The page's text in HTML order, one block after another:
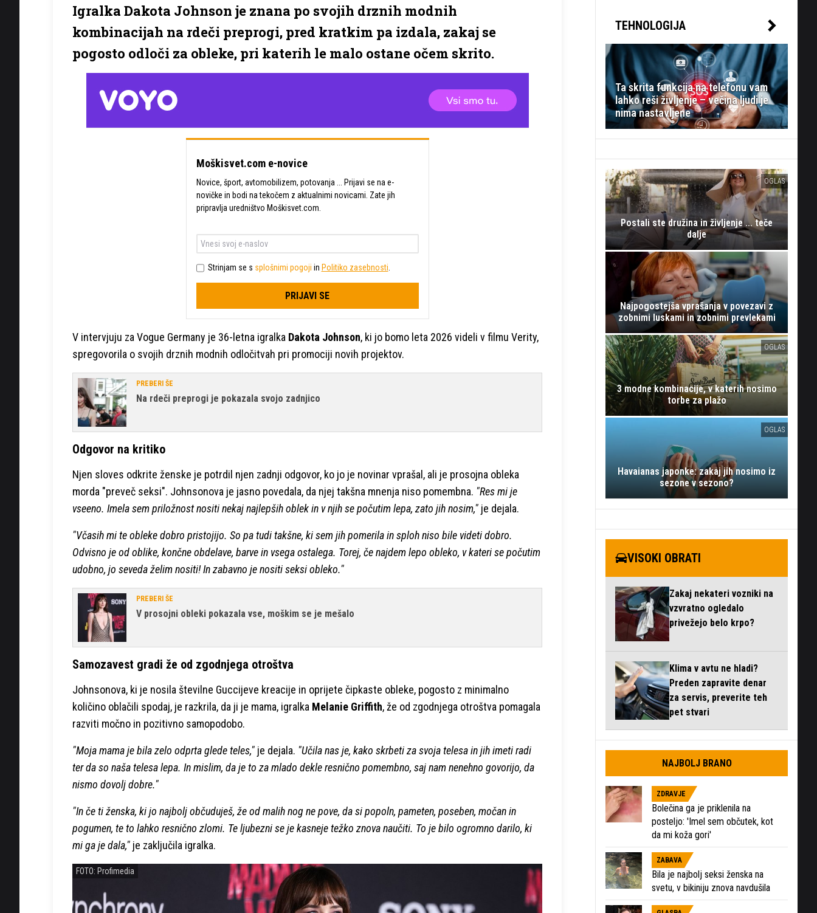
Igralka Dakota Johnson je znana po svojih drznih modnih
kombinacijah na rdeči preprogi, pred kratkim pa izdala, zakaj se
pogosto odloči za obleke, pri katerih le malo ostane očem skrito.
Moškisvet.com e-novice
Novice, šport, avtomobilizem, potovanja ... Prijavi se na e-
novičke in bodi na tekočem z aktualnimi novicami. Zate jih
pripravlja uredništvo Moškisvet.com.
Strinjam se s splošnimi pogoji in Politiko zasebnosti
PRIJAVI SE
V intervjuju za Vogue Germany je 36-letna igralka Dakota Johnson, ki jo bomo leta 2026 videli v filmu Verity,
spregovorila o svojih drznih modnih odločitvah pri promociji novih projektov.
PREBERI ŠE
Na rdeči preprogi je pokazala svojo zadnjico
Odgovor na kritiko
Njen sloves odkrite ženske je potrdil njen zadnji odgovor, ko jo je novinar vprašal, ali je prosojna obleka
morda "preveč seksi". Johnsonova je jasno povedala, da njej takšna mnenja niso pomembna. "Res mi je
vseeno. Imela sem priložnost nositi nekaj najlepših oblek in v njih se počutim lepa, zato jih nosim," je dejala.
"Včasih mi te obleke dobro pristojijo. So pa tudi takšne, ki sem jih pomerila in sploh niso bile videti dobro.
Odvisno je od oblike, končne obdelave, barve in vsega ostalega. Torej, če najdem lepo obleko, v kateri se počutim
udobno, jo seveda želim nositi! In zabavno je nositi seksi obleko."
PREBERI ŠE
V prosojni obleki pokazala vse, moškim se je mešalo
Samozavest gradi že od zgodnjega otroštva
Johnsonova, ki je nosila številne Guccijeve kreacije in oprijete čipkaste obleke, pogosto z minimalno
količino oblačili spodaj, je razkrila, da ji je mama, igralka Melanie Griffith, že od zgodnjega otroštva pomagala
razviti močno in pozitivno samopodobo.
"Moja mama je bila zelo odprta glede teles," je dejala. "Učila nas je, kako skrbeti za svoja telesa in jih imeti radi
ter da so naša telesa lepa. In mislim, da je to za mlado dekle resnično pomembno, saj nam nenehno govorijo, da
nismo dovolj dobre."
"In če ti ženska, ki jo najbolj občuduješ, že od malih nog ne pove, da si popoln, pameten, poseben, močan in
pogumen, te to lahko resnično zlomi. Te ljubezni se je kasneje težko znova naučiti. To je bilo ogromno darilo, ki
mi ga je dala," je zaključila igralka.
FOTO: Profimedia
TEHNOLOGIJA
Ta skrita funkcija na telefonu vam
lahko reši življenje – večina ljudi je
nima nastavljene
OGLAS
Postali ste družina in življenje ... teče
dalje
Najpogostejša vprašanja v povezavi z
zobnimi luskami in zobnimi prevlekami
OGLAS
3 modne kombinacije, v katerih nosimo
torbe za plažo
OGLAS
Havaianas japonke: zakaj jih nosimo iz
sezone v sezono?
VISOKI OBRATI
Zakaj nekateri vozniki na
vzvratno ogledalo
privežejo belo krpo?
Klima v avtu ne hladi?
Preden zapravite denar
za servis, preverite teh
pet stvari
NAJBOLJ BRANO
ZDRAVJE
Bolečina ga je priklenila na
posteljo: 'Imel sem občutek, kot
da mi koža gori'
ZABAVA
Bila je najbolj seksi ženska na
svetu, v bikiniju znova navdušila